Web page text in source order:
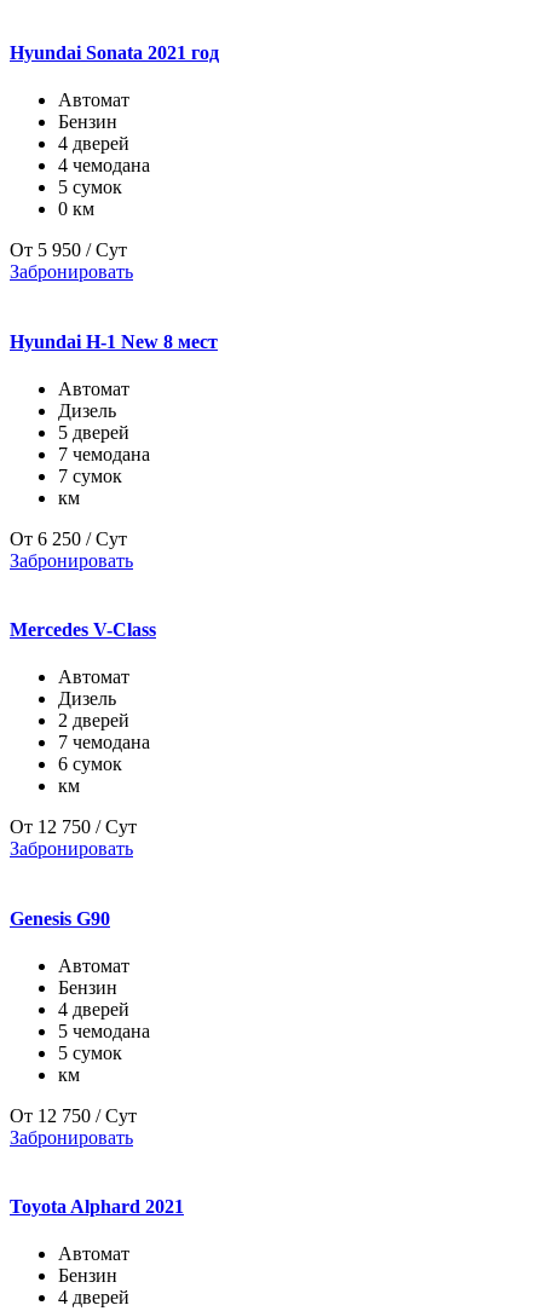
Hyundai Sonata 2021 год
Автомат
Бензин
4 дверей
4 чемодана
5 сумок
0 км
От 5 950 / Сут
Забронировать
Hyundai H-1 New 8 мест
Автомат
Дизель
5 дверей
7 чемодана
7 сумок
км
От 6 250 / Сут
Забронировать
Mercedes V-Class
Автомат
Дизель
2 дверей
7 чемодана
6 сумок
км
От 12 750 / Сут
Забронировать
Genesis G90
Автомат
Бензин
4 дверей
5 чемодана
5 сумок
км
От 12 750 / Сут
Забронировать
Toyota Alphard 2021
Автомат
Бензин
4 дверей